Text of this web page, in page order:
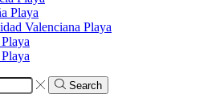
Playa
Valenciana Playa
Search